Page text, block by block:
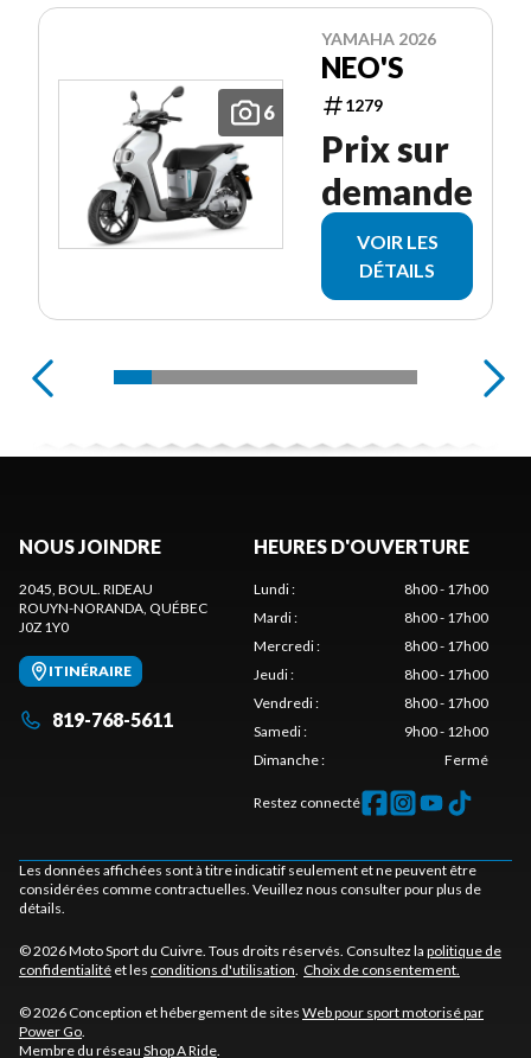
6
YAMAHA 2026
NEO'S
1279
Prix sur
demande
VOIR LES
DÉTAILS
NOUS JOINDRE
2045, BOUL. RIDEAU
ROUYN-NORANDA, QUÉBEC
J0Z 1Y0
ITINÉRAIRE
819-768-5611
HEURES D'OUVERTURE
Lundi:
8h00 - 17h00
Mardi:
8h00 - 17h00
Mercredi:
8h00 - 17h00
Jeudi:
8h00 - 17h00
Vendredi:
8h00 - 17h00
Samedi:
9h00 - 12h00
Dimanche: Fermé
Restez connecté
Les données affichées sont à titre indicatif seulement et ne peuvent être
considérées comme contractuelles. Veuillez nous consulter pour plus de
détails.
© 2026 Moto Sport du Cuivre. Tous droits réservés. Consultez la politique de
confidentialité et les conditions d'utilisation. Choix de consentement.
© 2026 Conception et hébergement de sites Web pour sport motorisé par
Power Go.
Membre du réseau Shop A Ride.